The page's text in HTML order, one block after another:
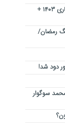
تصمیم جدید درباره تغییر ساعات کاری ۱۴۰۳ +
جنگ رمضان/
سوگوار